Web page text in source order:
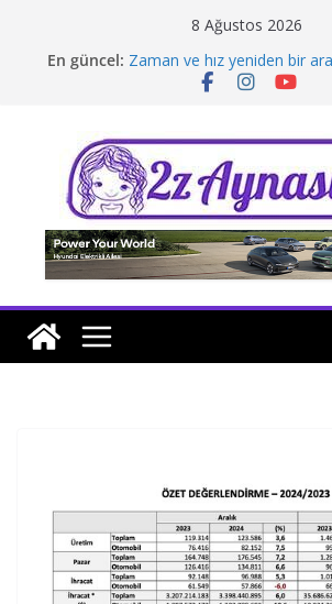
8 Ağustos 2026
En güncel: Zaman ve hız yeniden bir
Borusan Next Bodrum’da
Tatil rotasında test sürüşü